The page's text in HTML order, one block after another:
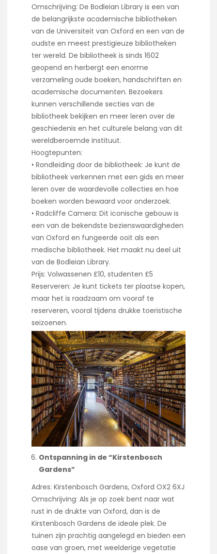
Omschrijving: De Bodleian Library is een van
de belangrijkste academische bibliotheken
van de Universiteit van Oxford en een van de
oudste en meest prestigieuze bibliotheken
ter wereld. De bibliotheek is sinds 1602
geopend en herbergt een enorme
verzameling oude boeken, handschriften en
academische documenten. Bezoekers
kunnen verschillende secties van de
bibliotheek bekijken en meer leren over de
geschiedenis en het culturele belang van dit
wereldberoemde instituut.
Hoogtepunten:
• Rondleiding door de bibliotheek: Je kunt de
bibliotheek verkennen met een gids en meer
leren over de waardevolle collecties en hoe
boeken worden bewaard voor onderzoek.
• Radcliffe Camera: Dit iconische gebouw is
een van de bekendste bezienswaardigheden
van Oxford en fungeerde ooit als een
medische bibliotheek. Het maakt nu deel uit
van de Bodleian Library.
Prijs: Volwassenen £10, studenten £5
Reserveren: Je kunt tickets ter plaatse kopen,
maar het is raadzaam om vooraf te
reserveren, vooral tijdens drukke toeristische
seizoenen.
Ontspanning in de “Kirstenbosch
Gardens”
Adres: Kirstenbosch Gardens, Oxford OX2 6XJ
Omschrijving: Als je op zoek bent naar wat
rust in de drukte van Oxford, dan is de
Kirstenbosch Gardens de ideale plek. De
tuinen zijn prachtig aangelegd en bieden een
oase van groen, met weelderige vegetatie